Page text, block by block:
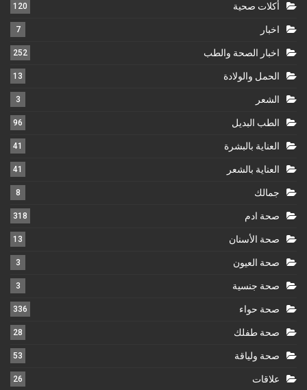
أكلات صحية 120
اخبار 7
اخبار الصحة والطب 252
الحمل والولادة 13
الشعر 3
الطب البديل 96
العناية بالبشرة 41
العناية بالشعر 41
جمالك 8
صحة ادم 318
صحة الأسنان 13
صحة العيون 3
صحة جنسية 3
صحة حواء 336
صحة طفلك 28
صحة ولياقة 53
علاقات 26